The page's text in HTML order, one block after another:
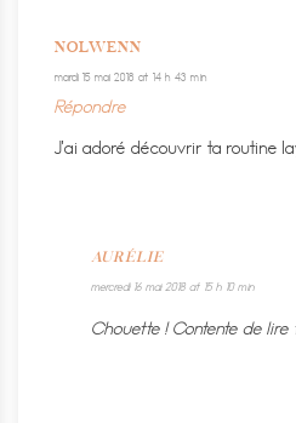
NOLWENN
mardi 15 mai 2018 at 14 h 43 min
Répondre
J’ai adoré découvrir ta routine
AURÉLIE
mercredi 16 mai 2018 at 15 h 10 min
Chouette ! Contente de lire